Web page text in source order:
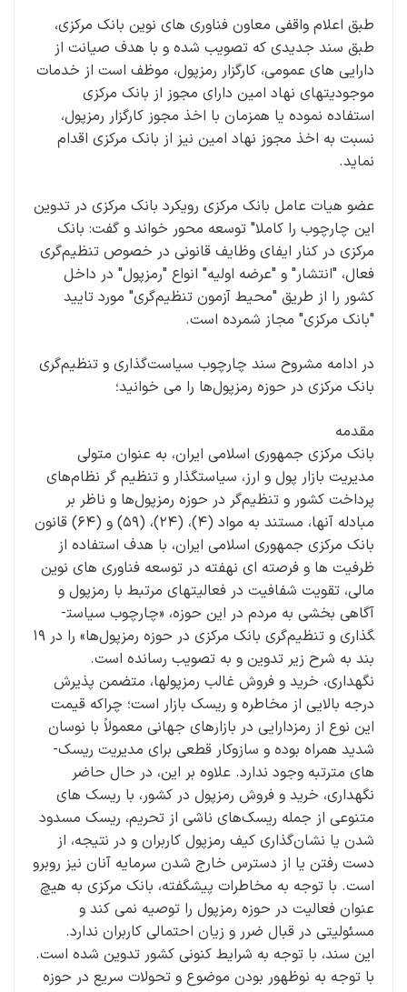
طبق اعلام واقفی معاون فناوری های نوین بانک مرکزی،
طبق سند جدیدی که تصویب شده و با هدف صیانت از
دارایی های عمومی، کارگزار رمزپول، موظف است از خدمات
موجودیت­های نهاد امین دارای مجوز از بانک مرکزی
استفاده نموده یا همزمان با اخذ مجوز کارگزار رمزپول،
نسبت به اخذ مجوز نهاد امین نیز از بانک مرکزی اقدام
نماید.
عضو هیات عامل بانک مرکزی رویکرد بانک مرکزی در تدوین
این چارچوب را کاملا" توسعه محور خواند و گفت: بانک
مرکزی در کنار ایفای وظایف قانونی در خصوص تنظیم‌گری
فعال، "انتشار" و "عرضه اولیه" انواع "رمزپول" در داخل
کشور را از طریق "محیط آزمون تنظیم‌گری" مورد تایید
"بانک مرکزی" مجاز شمرده است.
در ادامه مشروح سند چارچوب سیاست‌گذاری و تنظیم‌گری
‌بانک مرکزی در حوزه رمزپول‌ها را می خوانید؛
مقدمه
‌بانک مرکزی جمهوری اسلامی ایران، به عنوان متولی
مدیریت بازار پول و ارز، سیاست­گذار و تنظیم ­گر نظام‌های
پرداخت کشور و تنظیم‌گر در حوزه رمزپول‌ها و ناظر بر
مبادله آنها، مستند به مواد (۴)، (۲۴)، (۵۹) و (۶۴) قانون
بانک مرکزی جمهوری اسلامی ایران، با هدف استفاده از
ظرفیت­ ها و فرصت­ه ای نهفته در توسعه فناوری­ های نوین
مالی، تقویت شفافیت در فعالیت­های مرتبط با رمزپول و
آگاهی­ بخشی به مردم در این حوزه، «چارچوب سیاست­­
گذاری و تنظیم‌گری ‌بانک مرکزی در حوزه رمزپول‌ها» را در ۱۹
بند به شرح زیر تدوین و به تصویب رسانده است.
نگهداری، خرید و فروش غالب رمزپول­ها، متضمن پذیرش
درجه بالایی از مخاطره و ریسک بازار است؛ چراکه قیمت
این نوع از رمزدارایی در بازارهای جهانی معمولاً با نوسان
شدید همراه بوده­ و سازوکار قطعی برای مدیریت ریسک­
های مترتبه وجود ندارد. علاوه بر این، در حال حاضر
نگهداری، خرید و فروش رمزپول در کشور، با ریسک­ های
متنوعی از جمله ریسک‌های ناشی از تحریم، ریسک مسدود
شدن یا نشان‌گذاری کیف رمزپول کاربران و در نتیجه، از
دست رفتن یا از دسترس خارج شدن سرمایه آنان نیز روبرو
است. با توجه به مخاطرات پیش­گفته، ‌بانک مرکزی به­ هیچ
عنوان فعالیت در حوزه رمزپول را توصیه نمی­ کند و
مسئولیتی در قبال ضرر و زیان احتمالی کاربران ندارد.
این سند، با توجه به شرایط کنونی کشور تدوین شده ­است.
با توجه به نوظهور بودن موضوع و تحولات سریع در حوزه